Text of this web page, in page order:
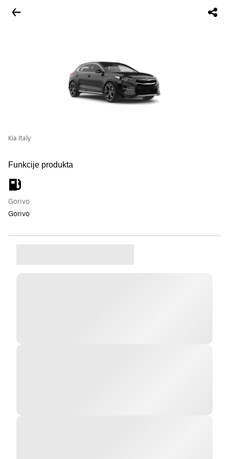
Kia Italy
Funkcije produkta
Gorivo
Gorivo